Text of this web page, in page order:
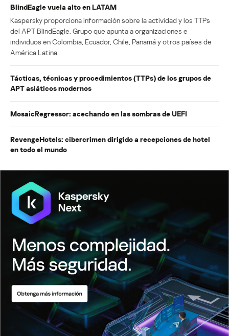
BlindEagle vuela alto en LATAM
Kaspersky proporciona información sobre la actividad y los TTPs
del APT BlindEagle. Grupo que apunta a organizaciones e
individuos en Colombia, Ecuador, Chile, Panamá y otros países de
América Latina.
Tácticas, técnicas y procedimientos (TTPs) de los grupos de
APT asiáticos modernos
MosaicRegressor: acechando en las sombras de UEFI
RevengeHotels: cibercrimen dirigido a recepciones de hotel
en todo el mundo